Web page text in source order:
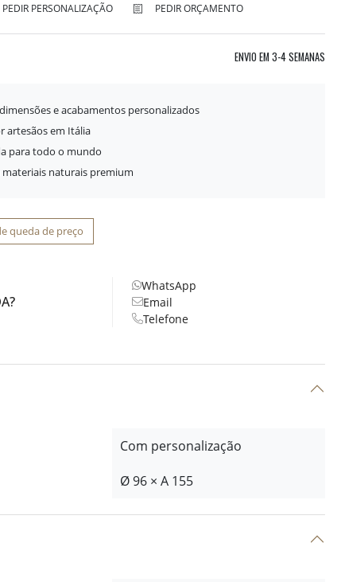
PEDIR PERSONALIZAÇÃO
PEDIR ORÇAMENTO
ENVIO EM 3-4 SEMANAS
e acabamentos personalizados
artesãos em Itália
para todo o mundo
materiais naturais premium
queda de preço
WhatsApp
Email
Telefone
Com personalização
Ø 96 × A 155